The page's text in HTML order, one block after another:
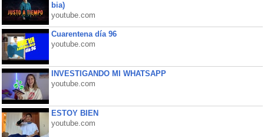
bia)
youtube.com
Cuarentena día 96
youtube.com
INVESTIGANDO MI WHATSAPP
youtube.com
ESTOY BIEN
youtube.com